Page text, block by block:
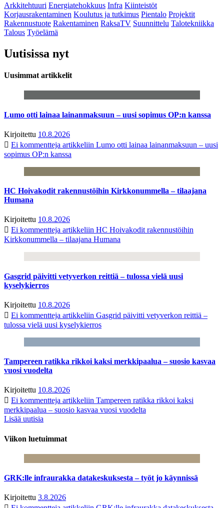
Arkkitehtuuri Energiatehokkuus Infra Kiinteistöt
Korjausrakentaminen Koulutus ja tutkimus Pientalo Projektit
Rakennustuote Rakentaminen RaksaTV Suunnittelu Talotekniikka
Talous Työelämä
Uutisissa nyt
Uusimmat artikkelit
Lumo otti lainaa lainanmaksuun – uusi sopimus OP:n kanssa
Kirjoitettu 10.8.2026
Ei kommentteja artikkeliin Lumo otti lainaa lainanmaksuun – uusi
sopimus OP:n kanssa
HC Hoivakodit rakennustöihin Kirkkonummella – tilaajana
Humana
Kirjoitettu 10.8.2026
Ei kommentteja artikkeliin HC Hoivakodit rakennustöihin
Kirkkonummella – tilaajana Humana
Gasgrid päivitti vetyverkon reittiä – tulossa vielä uusi
kyselykierros
Kirjoitettu 10.8.2026
Ei kommentteja artikkeliin Gasgrid päivitti vetyverkon reittiä –
tulossa vielä uusi kyselykierros
Tampereen ratikka rikkoi kaksi merkkipaalua – suosio kasvaa
vuosi vuodelta
Kirjoitettu 10.8.2026
Ei kommentteja artikkeliin Tampereen ratikka rikkoi kaksi
merkkipaalua – suosio kasvaa vuosi vuodelta
Lisää uutisia
Viikon luetuimmat
GRK:lle infraurakka datakeskuksesta – työt jo käynnissä
Kirjoitettu 3.8.2026